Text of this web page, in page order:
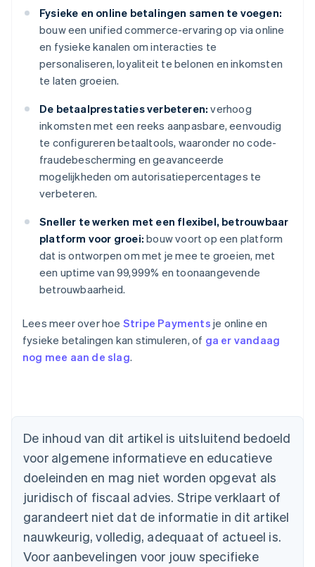
Fysieke en online betalingen samen te voegen:
bouw een unified commerce-ervaring op via online
en fysieke kanalen om interacties te
personaliseren, loyaliteit te belonen en inkomsten
te laten groeien.
De betaalprestaties verbeteren: verhoog
inkomsten met een reeks aanpasbare, eenvoudig
te configureren betaaltools, waaronder no code-
fraudebescherming en geavanceerde
mogelijkheden om autorisatiepercentages te
verbeteren.
Sneller te werken met een flexibel, betrouwbaar
platform voor groei: bouw voort op een platform
dat is ontworpen om met je mee te groeien, met
een uptime van 99,999% en toonaangevende
betrouwbaarheid.
Lees meer over hoe Stripe Payments je online en
fysieke betalingen kan stimuleren, of ga er vandaag
nog mee aan de slag.
De inhoud van dit artikel is uitsluitend bedoeld
voor algemene informatieve en educatieve
doeleinden en mag niet worden opgevat als
juridisch of fiscaal advies. Stripe verklaart of
garandeert niet dat de informatie in dit artikel
nauwkeurig, volledig, adequaat of actueel is.
Voor aanbevelingen voor jouw specifieke
België
Brazilië
PortuguêsEnglish
Bulgarije
English
Canada
English Français
Cyprus
English
Denemarken